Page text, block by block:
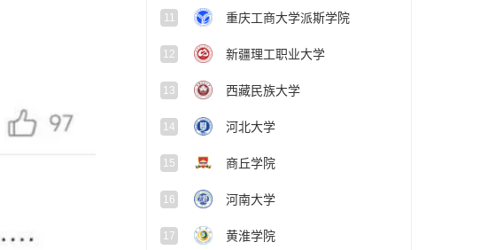
11 重庆工商大学派斯学院
12 新疆理工职业大学
13 西藏民族大学
14 河北大学
15 商丘学院
16 河南大学
17 黄淮学院